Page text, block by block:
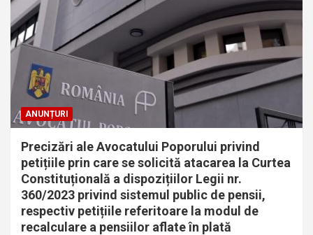
ANUNȚURI
Precizări ale Avocatului Poporului privind
petițiile prin care se solicită atacarea la Curtea
Constituțională a dispozițiilor Legii nr.
360/2023 privind sistemul public de pensii,
respectiv petițiile referitoare la modul de
recalculare a pensiilor aflate în plată